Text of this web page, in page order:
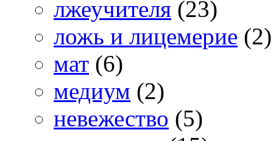
лжеучителя (23)
ложь и лицемерие (2)
мат (6)
медиум (2)
невежество (5)